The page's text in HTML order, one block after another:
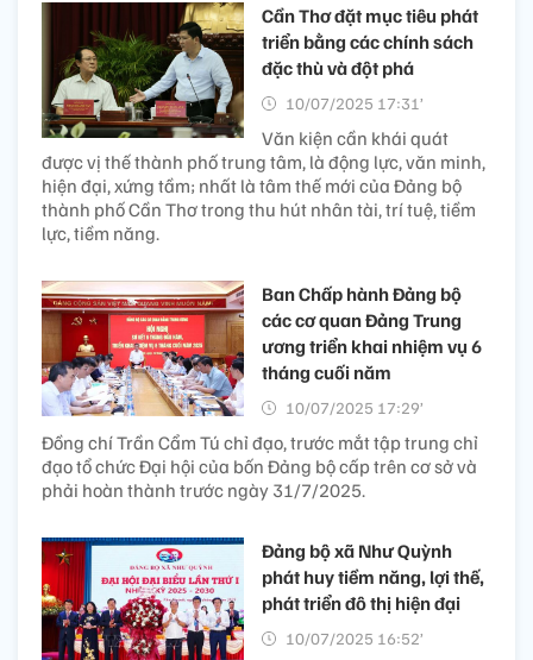
Cần Thơ đặt mục tiêu phát
triển bằng các chính sách
đặc thù và đột phá
10/07/2025 17:31’
Văn kiện cần khái quát
được vị thế thành phố trung tâm, là động lực, văn minh,
hiện đại, xứng tầm; nhất là tâm thế mới của Đảng bộ
thành phố Cần Thơ trong thu hút nhân tài, trí tuệ, tiềm
lực, tiềm năng.
Ban Chấp hành Đảng bộ
các cơ quan Đảng Trung
ương triển khai nhiệm vụ 6
tháng cuối năm
10/07/2025 17:29’
Đồng chí Trần Cẩm Tú chỉ đạo, trước mắt tập trung chỉ
đạo tổ chức Đại hội của bốn Đảng bộ cấp trên cơ sở và
phải hoàn thành trước ngày 31/7/2025.
Đảng bộ xã Như Quỳnh
phát huy tiềm năng, lợi thế,
phát triển đô thị hiện đại
10/07/2025 16:52’